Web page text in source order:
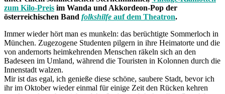
zum Kilo-Preis im Wanda und Akkordeon-Pop der
österreichischen Band folkshilfe auf dem Theatron.
Immer wieder hört man es munkeln: das berüchtigte Sommerloch in
München. Zugezogene Studenten pilgern in ihre Heimatorte und die
von andernorts heimkehrenden Menschen räkeln sich an den
Badeseen im Umland, während die Touristen in Kolonnen durch die
Innenstadt walzen.
Mir ist das egal, ich genieße diese schöne, saubere Stadt, bevor ich
ihr im Oktober wieder einmal für einige Zeit den Rücken kehren